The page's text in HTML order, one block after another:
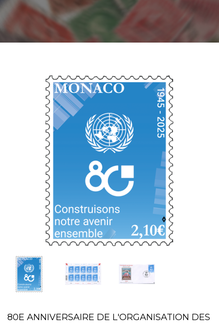
80E ANNIVERSAIRE DE L'ORGANISATION DES